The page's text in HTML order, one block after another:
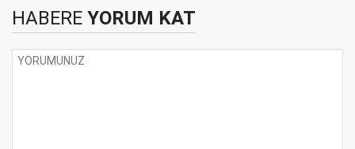
HABERE YORUM KAT